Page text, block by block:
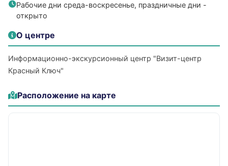
Рабочие дни среда-воскресенье, праздничные дни -
открыто
О центре
Информационно-экскурсионный центр "Визит-центр
Красный Ключ"
Расположение на карте